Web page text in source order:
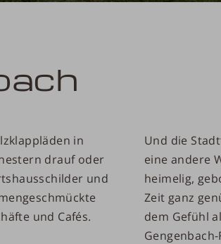
in
drauf oder
und
und Cafés.
Und die
eine andere
heimelig,
Zeit ganz
dem Gefühl
Gengenbach-